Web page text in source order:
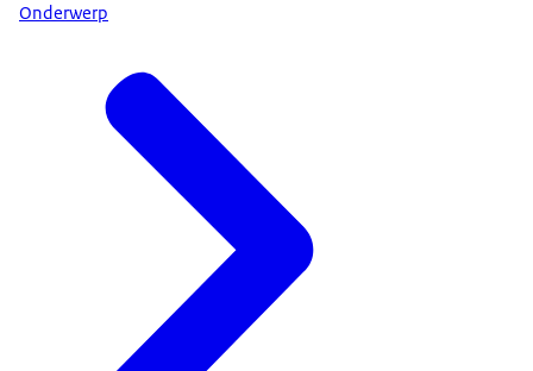
Onderwerp